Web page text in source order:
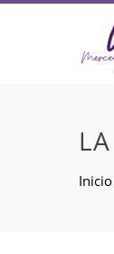
Inicio